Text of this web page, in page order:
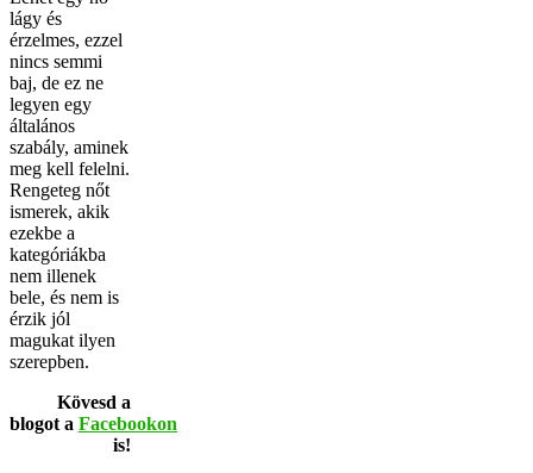
lágy és
érzelmes, ezzel
nincs semmi
baj, de ez ne
legyen egy
általános
szabály, aminek
meg kell felelni.
Rengeteg nőt
ismerek, akik
ezekbe a
kategóriákba
nem illenek
bele, és nem is
érzik jól
magukat ilyen
szerepben.
Kövesd a
blogot a Facebookon
is!